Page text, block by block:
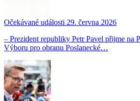
Očekávané události 29. června 2026
– Prezident republiky Petr Pavel přijme na
Výboru pro obranu Poslanecké…